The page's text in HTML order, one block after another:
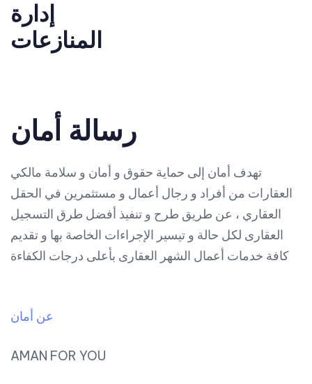
إدارة
المنازعات
رسالة أمان
تهدف أمان إلى حماية حقوق و أمان و سلامة مالكي
العقارات من أفراد و رجال أعمال و مستثمرين في الحقل
العقاري ، عن طريق طرح و تنفيذ أفضل طرق التسجيل
العقارى لكل حالة و تيسير الإجراءات الخاصة بها و تقديم
كافة خدمات أعمال الشهر العقارى بأعلى درجات الكفاءة
عن أمان
AMAN FOR YOU